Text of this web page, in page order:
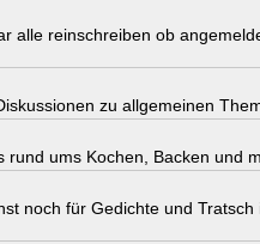
alle reinschreiben ob
zu allgemeinen
rund ums Kochen, Backen und
noch für Gedichte und Tratsch